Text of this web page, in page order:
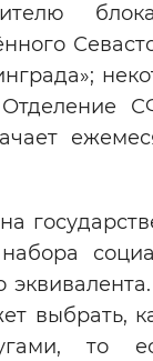
Отделение
выбрать,
то